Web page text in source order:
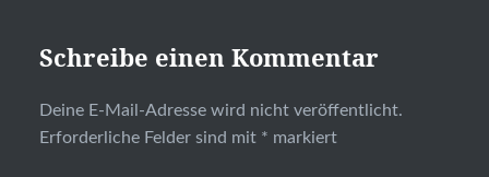
Schreibe einen Kommentar
Deine E-Mail-Adresse wird nicht veröffentlicht.
Erforderliche Felder sind mit * markiert